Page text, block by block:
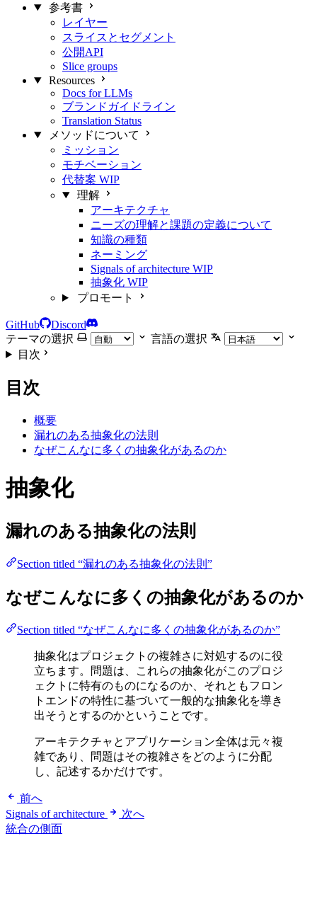
参考書
レイヤー
スライスとセグメント
公開API
Slice groups
Resources
Docs for LLMs
ブランドガイドライン
Translation Status
メソッドについて
ミッション
モチベーション
代替案 WIP
理解
アーキテクチャ
ニーズの理解と課題の定義について
知識の種類
ネーミング
Signals of architecture WIP
抽象化 WIP
プロモート
GitHub
Discord
テーマの選択
言語の選択
目次
目次
概要
漏れのある抽象化の法則
なぜこんなに多くの抽象化があるのか
抽象化
漏れのある抽象化の法則
Section titled “漏れのある抽象化の法則”
なぜこんなに多くの抽象化があるのか
Section titled “なぜこんなに多くの抽象化があるのか”
抽象化はプロジェクトの複雑さに対処するのに役
立ちます。問題は、これらの抽象化がこのプロジ
ェクトに特有のものになるのか、それともフロン
トエンドの特性に基づいて一般的な抽象化を導き
出そうとするのかということです。
アーキテクチャとアプリケーション全体は元々複
雑であり、問題はその複雑さをどのように分配
し、記述するかだけです。
前へ
Signals of architecture
次へ
統合の側面